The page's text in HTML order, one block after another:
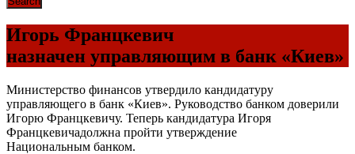
Игорь Францкевич
назначен управляющим в банк «Киев»
Министерство финансов утвердило кандидатуру
управляющего в банк «Киев». Руководство банком доверили
Игорю Францкевичу. Теперь кандидатура Игоря
Францкевичадолжна пройти утверждение
Национальным банком.